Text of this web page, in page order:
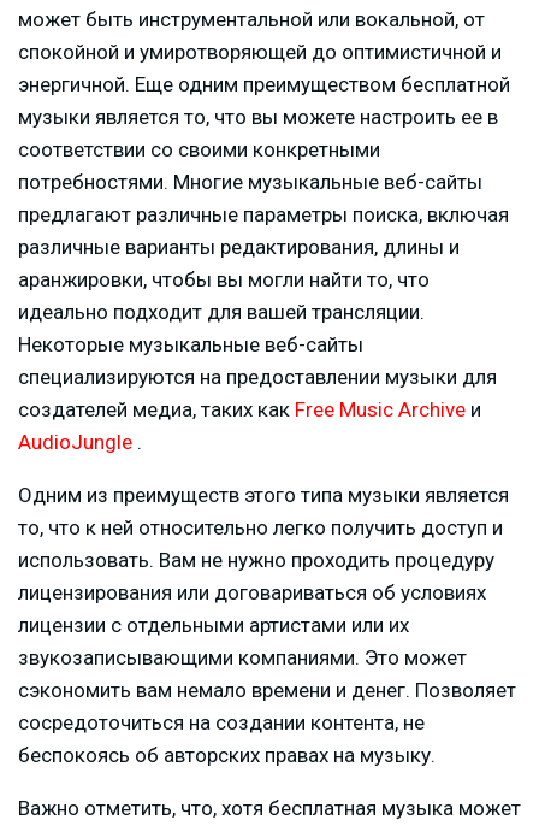
может быть инструментальной или вокальной, от
спокойной и умиротворяющей до оптимистичной и
энергичной. Еще одним преимуществом бесплатной
музыки является то, что вы можете настроить ее в
соответствии со своими конкретными
потребностями. Многие музыкальные веб-сайты
предлагают различные параметры поиска, включая
различные варианты редактирования, длины и
аранжировки, чтобы вы могли найти то, что
идеально подходит для вашей трансляции.
Некоторые музыкальные веб-сайты
специализируются на предоставлении музыки для
создателей медиа, таких как Free Music Archive и
AudioJungle .
Одним из преимуществ этого типа музыки является
то, что к ней относительно легко получить доступ и
использовать. Вам не нужно проходить процедуру
лицензирования или договариваться об условиях
лицензии с отдельными артистами или их
звукозаписывающими компаниями. Это может
сэкономить вам немало времени и денег. Позволяет
сосредоточиться на создании контента, не
беспокоясь об авторских правах на музыку.
Важно отметить, что, хотя бесплатная музыка может